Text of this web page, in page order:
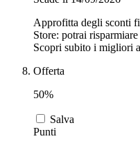
Approfitta degli sconti
Store: potrai
Scopri subito i migliori
Offerta
50%
Salva
Punti